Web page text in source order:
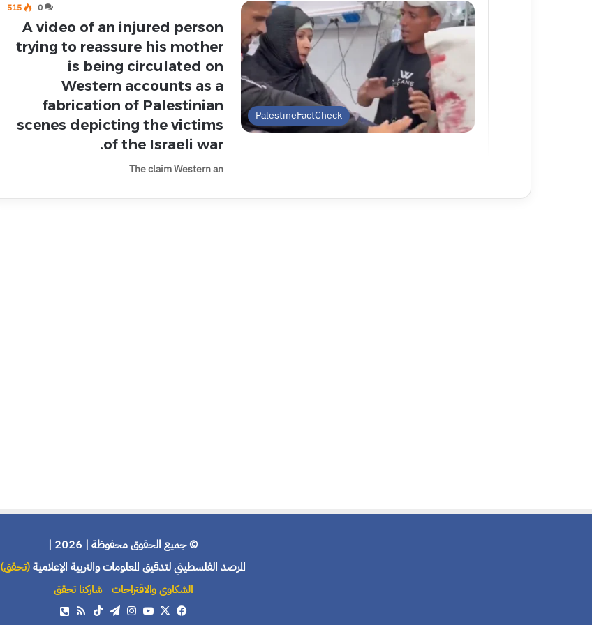
PalestineFactCheck
0
515
A video of an injured person
trying to reassure his mother
is being circulated on
Western accounts as a
fabrication of Palestinian
scenes depicting the victims
of the Israeli war.
The claim Western an
© جميع الحقوق محفوظة | 2026 |
المرصد الفلسطيني لتدقيق المعلومات والتربية الإعلامية(تحقق)
الشكاوى والاقتراحات
شاركنا تحقق
فيسبوك
X يوتيوبانستقرامتيلقرام‫TikTokملخص